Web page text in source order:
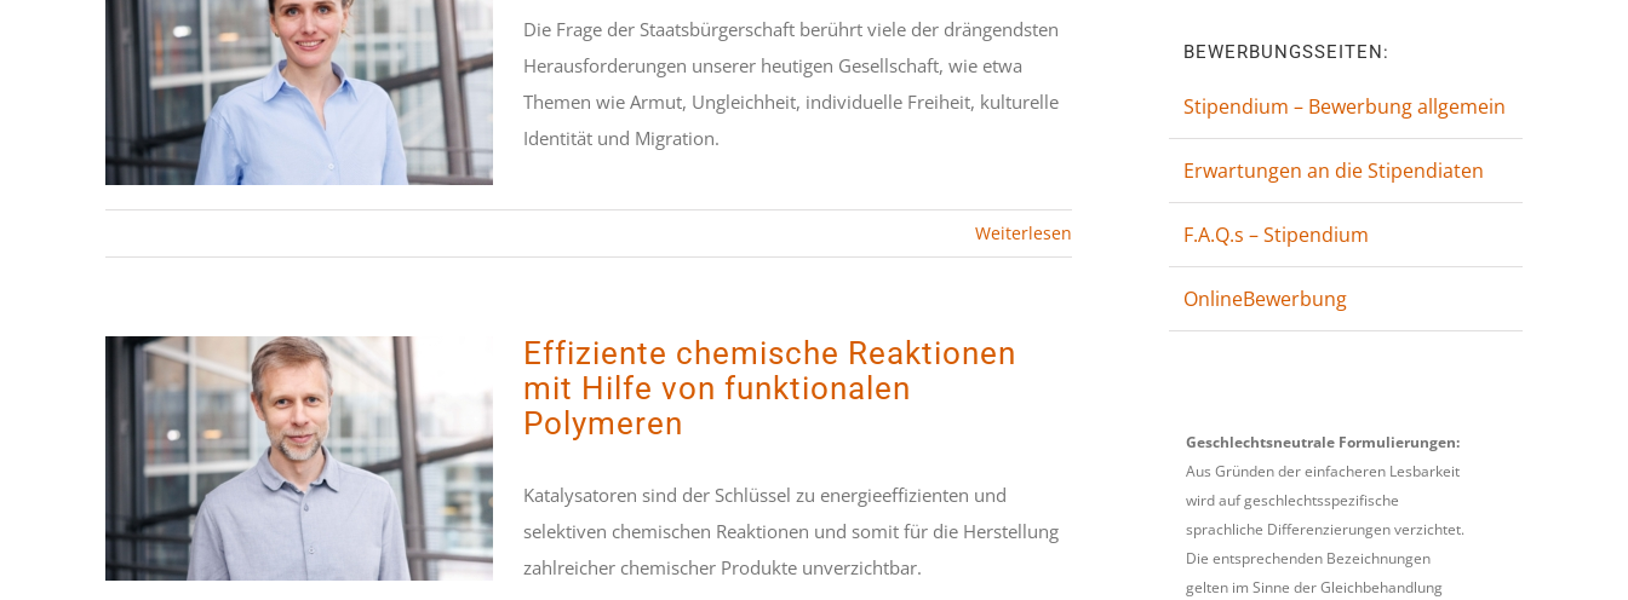
Literatur und Politik
STIPENDIATEN
Die Frage der Staatsbürgerschaft berührt viele der drängendsten
Herausforderungen unserer heutigen Gesellschaft, wie etwa
Themen wie Armut, Ungleichheit, individuelle Freiheit, kulturelle
Identität und Migration.
Weiterlesen
Effiziente chemische
Reaktionen mit Hilfe von
funktionalen Polymeren
STIPENDIATEN
Effiziente chemische Reaktionen
mit Hilfe von funktionalen
Polymeren
Katalysatoren sind der Schlüssel zu energieeffizienten und
selektiven chemischen Reaktionen und somit für die Herstellung
zahlreicher chemischer Produkte unverzichtbar.
BEWERBUNGSSEITEN:
Stipendium – Bewerbung allgemein
Erwartungen an die Stipendiaten
F.A.Q.s – Stipendium
OnlineBewerbung
Geschlechtsneutrale Formulierungen:
Aus Gründen der einfacheren Lesbarkeit
wird auf geschlechtsspezifische
sprachliche Differenzierungen verzichtet.
Die entsprechenden Bezeichnungen
gelten im Sinne der Gleichbehandlung